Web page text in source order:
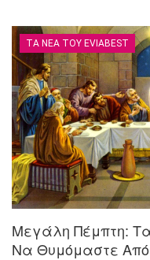
ΤΑ ΝΈΑ ΤΟΥ EVIABEST
Μεγάλη Πέμπτη:
Να Θυμόμαστε Από